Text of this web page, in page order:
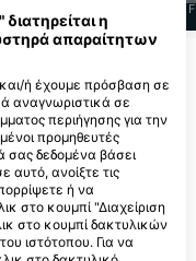
F
Dive Club
Island Resort, 09140
Atoll, ΜΑΛΔΙΒΕΣ
η
απαραίτητων
ή έχουμε πρόσβαση σε
αναγνωριστικά σε
περιήγησης για την
προμηθευτές
σας δεδομένα βάσει
αυτό, ανοίξτε τις
ή να
στο κουμπί "Διαχείριση
στο κουμπί δακτυλικών
ιστότοπου. Για να